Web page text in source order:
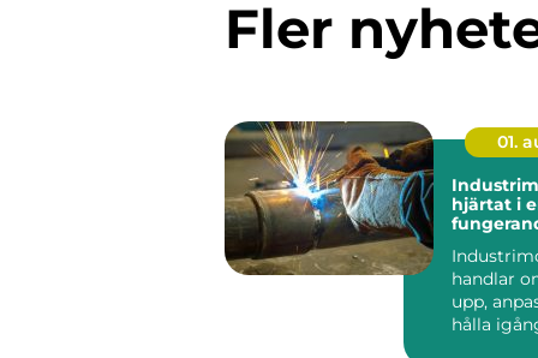
Fler
01.
hjärtat i
handlar
upp,
hålla